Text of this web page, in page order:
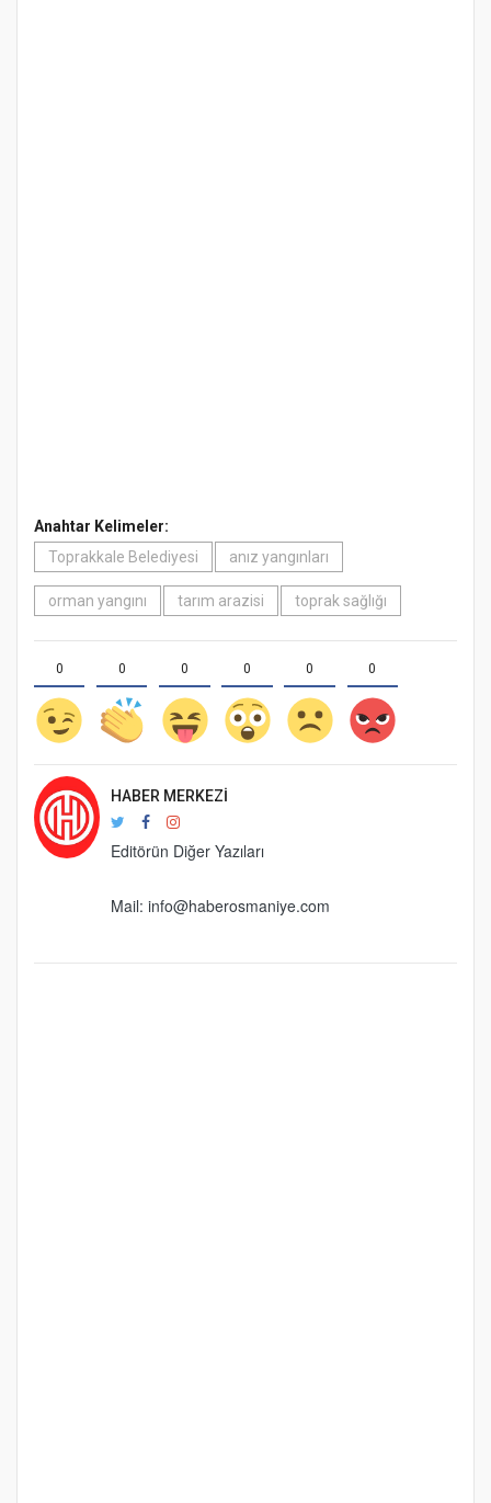
Anahtar Kelimeler:
Toprakkale Belediyesi
anız yangınları
orman yangını tarım arazisi toprak sağlığı
0 0 0 0 0 0
HABER MERKEZI
Editörün Diğer Yazıları
Mail: info@haberosmaniye.com